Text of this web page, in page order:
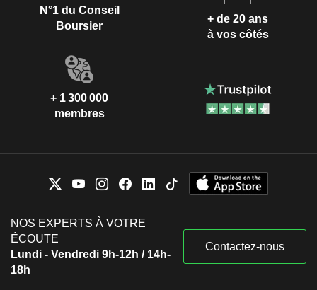
N°1 du Conseil
Boursier
+ de 20 ans
à vos côtés
+ 1 300 000
membres
NOS EXPERTS À VOTRE
ÉCOUTE
Lundi - Vendredi 9h-12h / 14h-
18h
Contactez-nous